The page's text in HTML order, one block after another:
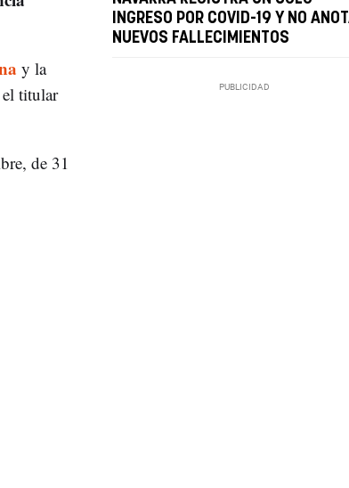
y la
titular
de 31
INGRESO POR COVID-19 Y NO
NUEVOS FALLECIMIENTOS